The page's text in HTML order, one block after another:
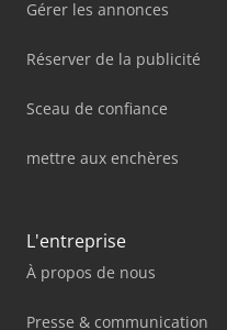
Gérer les annonces
Réserver de la publicité
Sceau de confiance
mettre aux enchères
L'entreprise
À propos de nous
Presse & communication